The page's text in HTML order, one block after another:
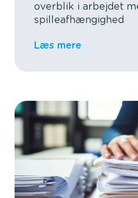
overblik i arbejdet
spilleafhængighed
Læs mere